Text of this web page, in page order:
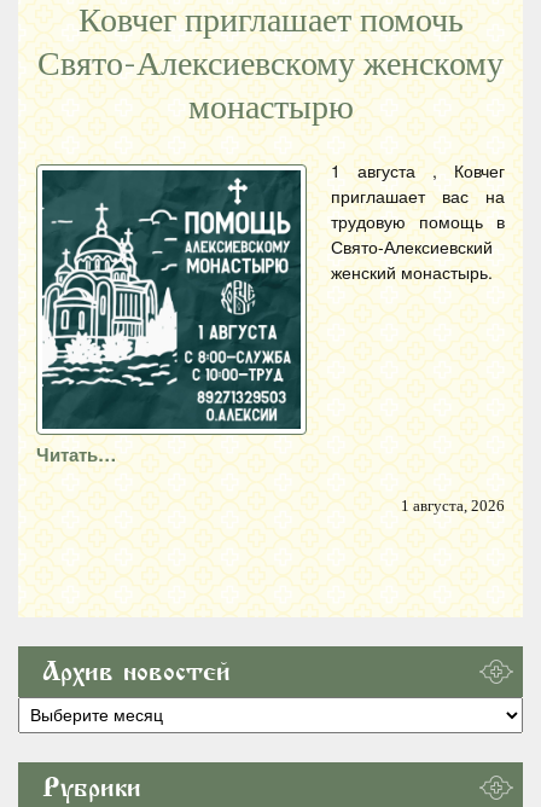
Ковчег приглашает помочь
Свято-Алексиевскому женскому
монастырю
1 августа , Ковчег
приглашает вас на
трудовую помощь в
Свято-Алексиевский
женский монастырь.
Читать…
1 августа, 2026
Архив новостей
Архив
новостей
Рубрики